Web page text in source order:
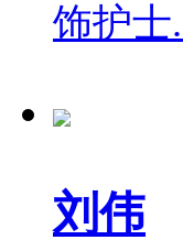
饰护士
刘伟